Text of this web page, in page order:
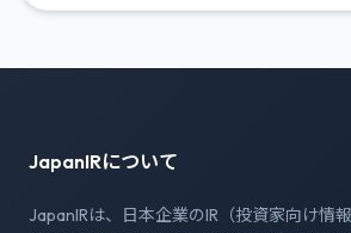
JapanIRについて
JapanIRは、日本企業のIR（投資家向け情